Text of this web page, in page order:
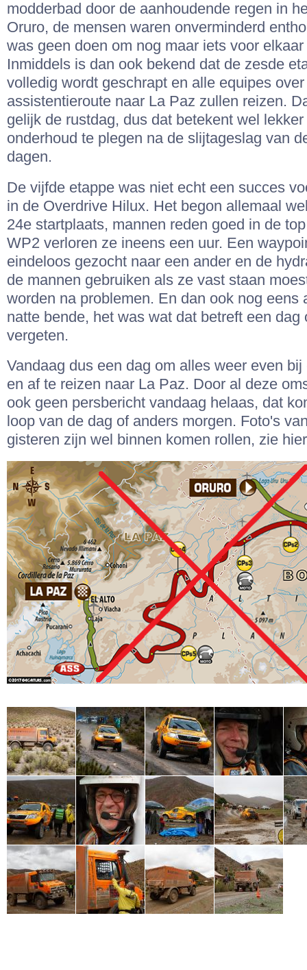
modderbad door de aanhoudende regen in
Oruro, de mensen waren onverminderd
was geen doen om nog maar iets voor
Inmiddels is dan ook bekend dat de zesde
volledig wordt geschrapt en alle equipes
assistentieroute naar La Paz zullen reizen.
gelijk de rustdag, dus dat betekent wel
onderhoud te plegen na de slijtageslag van
dagen.
De vijfde etappe was niet echt een succes
in de Overdrive Hilux. Het begon allemaal
24e startplaats, mannen reden goed in de
WP2 verloren ze ineens een uur. Een
eindeloos gezocht naar een ander en de
de mannen gebruiken als ze vast staan
worden na problemen. En dan ook nog eens
natte bende, het was wat dat betreft een dag
vergeten.
Vandaag dus een dag om alles weer even
en af te reizen naar La Paz. Door al deze
ook geen persbericht vandaag helaas, dat
loop van de dag of anders morgen. Foto's
gisteren zijn wel binnen komen rollen, zie